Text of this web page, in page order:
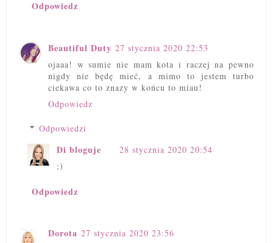
Odpowiedz
Beautiful Duty 27 stycznia 2020 22:53
ojaaa! w sumie nie mam kota i raczej na pewno
nigdy nie będę mieć, a mimo to jestem turbo
ciekawa co to znazy w końcu to miau!
Odpowiedz
Odpowiedzi
Di bloguje
28 stycznia 2020 20:54
;)
Odpowiedz
Dorota 27 stycznia 2020 23:56